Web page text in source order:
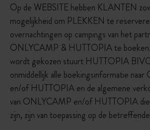
Op de WEBSITE hebben KLANTEN
mogelijkheid om PLEKKEN te
overnachtingen op campings van het
ONLYCAMP & HUTTOPIA te
wordt gekozen stuurt HUTTOPIA
onmiddellijk alle boekingsinformatie
en/of HUTTOPIA en de algemene
van ONLYCAMP en/of HUTTOPIA die
zijn, zijn van toepassing op de